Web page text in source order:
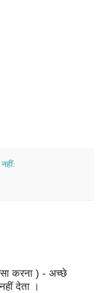
नहीं:
करना ) - अच्छे
देता ।